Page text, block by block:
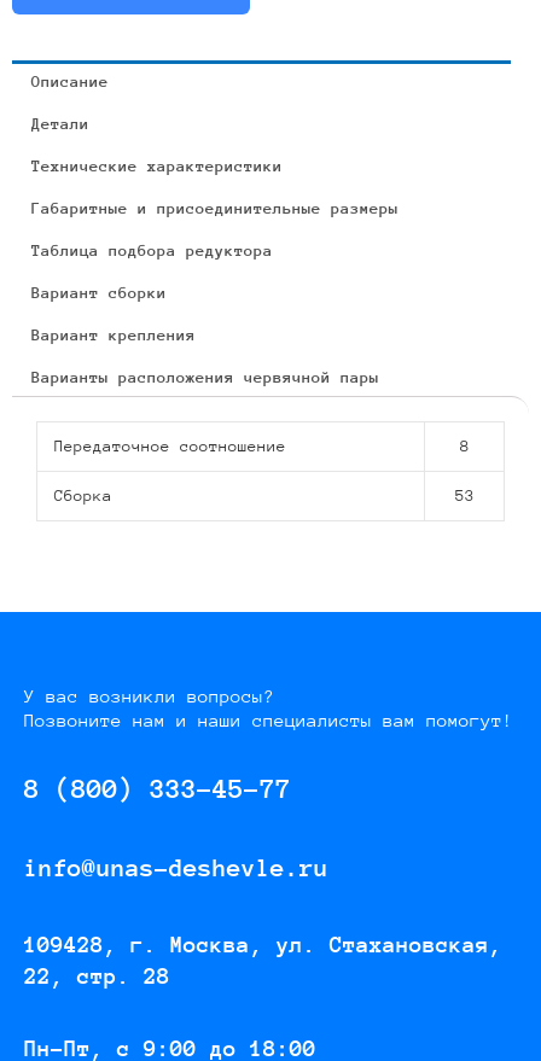
Описание
Детали
Технические характеристики
Габаритные и присоединительные размеры
Таблица подбора редуктора
Вариант сборки
Вариант крепления
Варианты расположения червячной пары
Передаточное соотношение 8
Сборка 53
У вас возникли вопросы?
Позвоните нам и наши специалисты вам помогут!
8 (800) 333-45-77
info@unas-deshevle.ru
109428, г. Москва, ул. Стахановская,
22, стр. 28
Пн-Пт, с 9:00 до 18:00